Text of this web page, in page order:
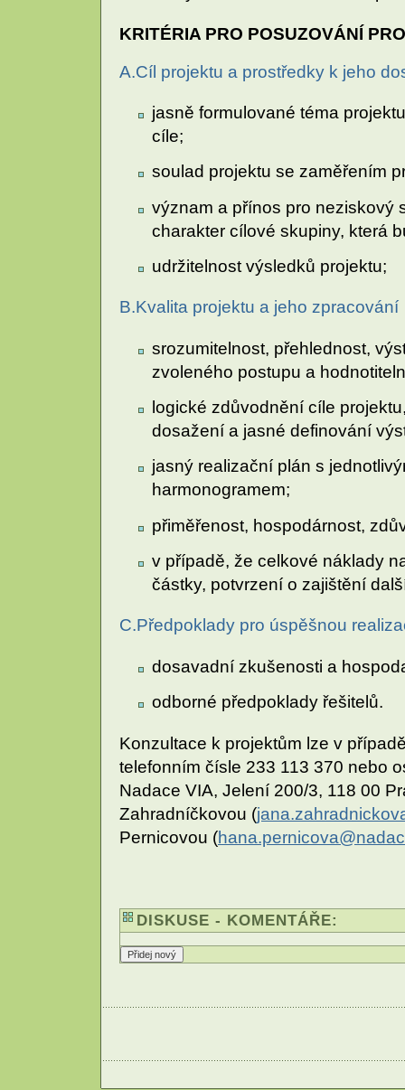
KRITÉRIA PRO POSUZOVÁNÍ
A.Cíl projektu a prostředky k jeho
jasně formulované téma
cíle;
soulad projektu se zaměřením
význam a přínos pro neziskový
charakter cílové skupiny, která
udržitelnost výsledků projektu;
B.Kvalita projektu a jeho zpracování
srozumitelnost, přehlednost,
zvoleného postupu a
logické zdůvodnění cíle
dosažení a jasné definování
jasný realizační plán s
harmonogramem;
přiměřenost, hospodárnost,
v případě, že celkové náklady
částky, potvrzení o zajištění
C.Předpoklady pro úspěšnou
dosavadní zkušenosti a
odborné předpoklady řešitelů.
Konzultace k projektům lze v
telefonním čísle 233 113 370 nebo
Nadace VIA, Jelení 200/3, 118 00
Zahradníčkovou (
Pernicovou (
DISKUSE - KOMENTÁŘE: